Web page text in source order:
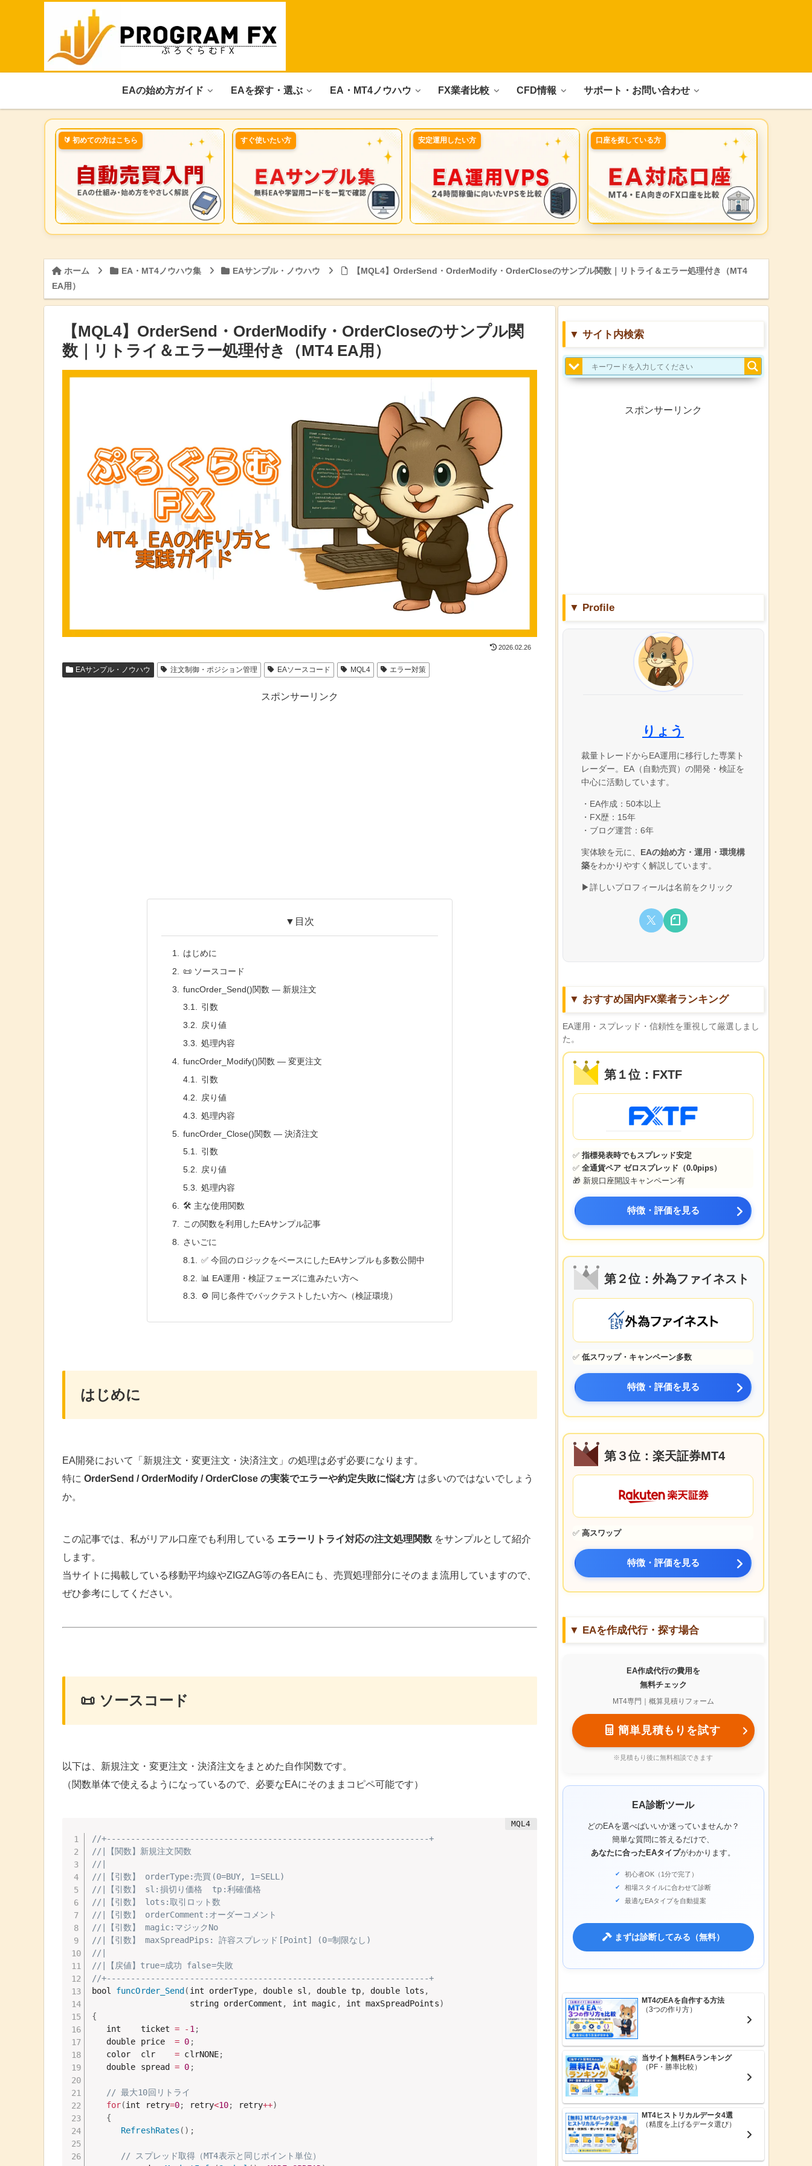
EAの始め方ガイド EAを探す・選ぶ EA・MT4ノウハウ FX業者比較 CFD情報 サポート・お問い合わせ
🔰 初めての方はこちら すぐ使いたい方 安定運用したい方 口座を探している方
ホーム EA・MT4ノウハウ集 EAサンプル・ノウハウ
【MQL4】OrderSend・OrderModify・OrderCloseのサンプル関数｜リトライ＆エラー処理付き（MT4
EA用）
【MQL4】OrderSend・OrderModify・OrderCloseのサンプル関
数｜リトライ＆エラー処理付き（MT4 EA用）
2026.02.26
EAサンプル・ノウハウ 注文制御・ポジション管理 EAソースコード MQL4 エラー対策
スポンサーリンク
▼目次
はじめに
📜 ソースコード
funcOrder_Send()関数 ― 新規注文
引数
戻り値
処理内容
funcOrder_Modify()関数 ― 変更注文
引数
戻り値
処理内容
funcOrder_Close()関数 ― 決済注文
引数
戻り値
処理内容
🛠️ 主な使用関数
この関数を利用したEAサンプル記事
さいごに
✅ 今回のロジックをベースにしたEAサンプルも多数公開中
📊 EA運用・検証フェーズに進みたい方へ
⚙️ 同じ条件でバックテストしたい方へ（検証環境）
はじめに
EA開発において「新規注文・変更注文・決済注文」の処理は必ず必要になります。
特に OrderSend / OrderModify / OrderClose の実装でエラーや約定失敗に悩む方は多いのではないでしょう
か。
この記事では、私がリアル口座でも利用している エラーリトライ対応の注文処理関数をサンプルとして紹介
します。
当サイトに掲載している移動平均線やZIGZAG等の各EAにも、売買処理部分にそのまま流用していますので、
ぜひ参考にしてください。
📜 ソースコード
以下は、新規注文・変更注文・決済注文をまとめた自作関数です。
（関数単体で使えるようになっているので、必要なEAにそのままコピペ可能です）
//+------------------------------------------------------------------+
//|【関数】新規注文関数
//|
//|【引数】 orderType:売買(0=BUY, 1=SELL)
//|【引数】 sl:損切り価格  tp:利確価格
//|【引数】 lots:取引ロット数
//|【引数】 orderComment:オーダーコメント
//|【引数】 magic:マジックNo
//|【引数】 maxSpreadPips: 許容スプレッド[Point] (0=制限なし)
//|
//|【戻値】true=成功 false=失敗
//+------------------------------------------------------------------+
bool funcOrder_Send ( int orderType, double sl , double tp, double lots ,
                    string orderComment
, int magic , int maxSpreadPoints)
{
   int    ticket
= - 1;
   double price
= 0 ;
   color  clr
= clrNONE;
   double spread
= 0 ;
// 最大10回リトライ
for(int retry=0; retry<10; retry++)
{
RefreshRates ( ) ;
// スプレッド取得（MT4表示と同じポイント単位）
▼ サイト内検索
スポンサーリンク
▼ Profile
りょう
裁量トレードからEA運用に移行した専業ト
レーダー。EA（自動売買）の開発・検証を
中心に活動しています。
・EA作成：50本以上
・FX歴：15年
・ブログ運営：6年
実体験を元に、 EAの始め方・運用・環境構
築をわかりやすく解説しています。
▶詳しいプロフィールは名前をクリック
▼ おすすめ国内FX業者ランキング
EA運用・スプレッド・信頼性を重視して厳選しまし
た。
第１位：FXTF
✅ 指標発表時でもスプレッド安定
✅ 全通貨ペア ゼロスプレッド（0.0pips）
🎁 新規口座開設キャンペーン有
特徴・評価を見る
第２位：外為ファイネスト
✅ 低スワップ・キャンペーン多数
特徴・評価を見る
第３位：楽天証券MT4
✅ 高スワップ
特徴・評価を見る
▼ EAを作成代行・探す場合
EA作成代行の費用を
無料チェック
MT4専門｜概算見積りフォーム
簡単見積もりを試す
※見積もり後に無料相談できます
EA診断ツール
どのEAを選べばいいか迷っていませんか？
簡単な質問に答えるだけで、
あなたに合ったEAタイプがわかります。
初心者OK（1分で完了）
相場スタイルに合わせて診断
最適なEAタイプを自動提案
まずは診断してみる（無料）
MT4のEAを自作する方法
（3つの作り方）
当サイト無料EAランキング
（PF・勝率比較）
MT4ヒストリカルデータ4選
（精度を上げるデータ選び）